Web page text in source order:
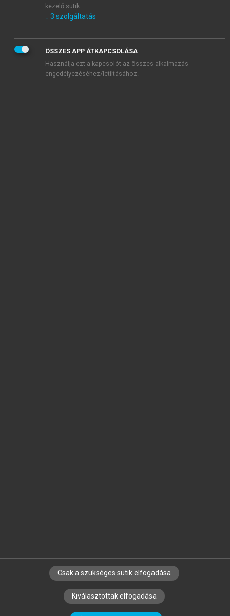
KIPRÓBÁLOM
SZERZŐKNEK CÉGEKNEK KÖNYVTÁROSOKNAK
SZERKESZTÉSI ÉS LEKTORÁLÁSI ALAPELVEK
kezelő sütik.
↓ 3 szolgáltatás
ÖSSZES APP ÁTKAPCSOLÁSA
Használja ezt a kapcsolót az összes alkalmazás
engedélyezéséhez/letiltásához.
Csak a szükséges sütik elfogadása
Kiválasztottak elfogadása